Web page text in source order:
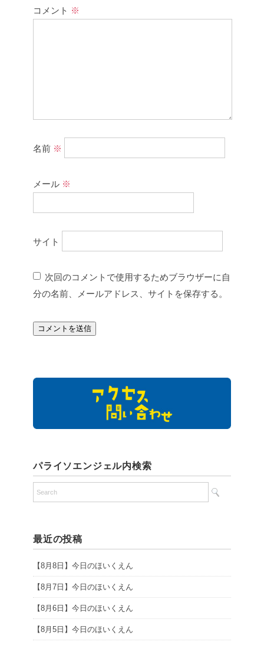
コメント ※
名前 ※
メール ※
サイト
次回のコメントで使用するためブラウザーに自
分の名前、メールアドレス、サイトを保存する。
パライソエンジェル内検索
最近の投稿
【8月8日】今日のほいくえん
【8月7日】今日のほいくえん
【8月6日】今日のほいくえん
【8月5日】今日のほいくえん